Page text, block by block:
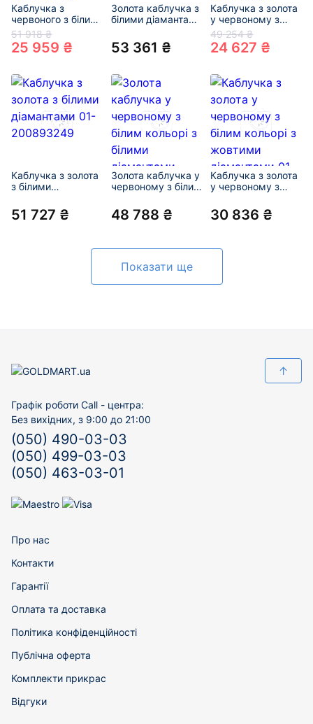
Каблучка з
червоного з білим
золота з білими
діамантами
«Квітка» 01-
51 918 ₴
25 959 ₴
Золота каблучка з
білими діамантами
53 361 ₴
Каблучка з золота
у червоному з
білим кольорі з
білими діамантами
«Квітка» 01-
49 254 ₴
24 627 ₴
Каблучка з золота
з білими
200893249
51 727 ₴
Золота каблучка у
червоному з білим
діамантами
«Квітка» 01-
48 788 ₴
Каблучка з золота
у червоному з
жовтими
діамантами 01-
30 836 ₴
Показати ще
↑
Графік роботи Call - центра:
Без вихідних, з 9:00 до 21:00
(050) 490-03-03
(050) 499-03-03
(050) 463-03-01
Про нас
Контакти
Гарантії
Оплата та доставка
Політика конфіденційності
Публічна оферта
Комплекти прикрас
Відгуки